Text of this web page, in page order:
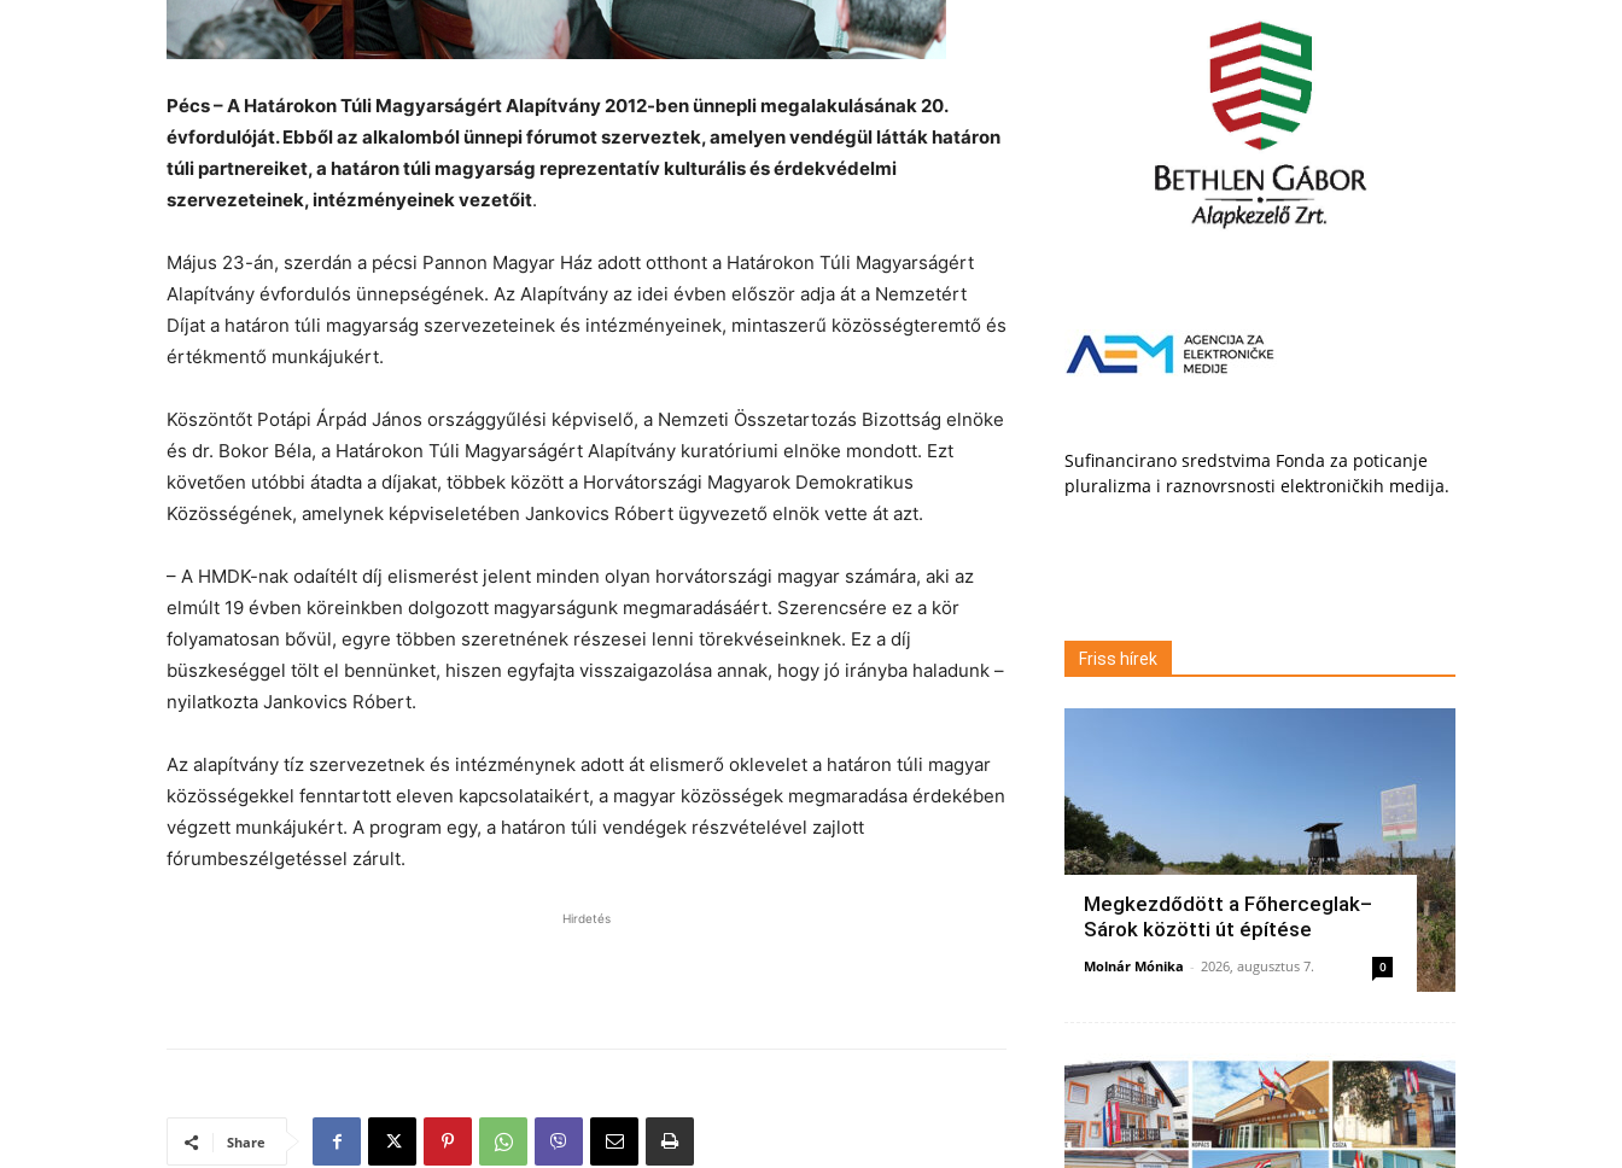
Pécs – A Határokon Túli Magyarságért Alapítvány 2012-ben ünnepli megalakulásának 20.
évfordulóját. Ebből az alkalomból ünnepi fórumot szerveztek, amelyen vendégül látták határon
túli partnereiket, a határon túli magyarság reprezentatív kulturális és érdekvédelmi
szervezeteinek, intézményeinek vezetőit.
Május 23-án, szerdán a pécsi Pannon Magyar Ház adott otthont a Határokon Túli Magyarságért
Alapítvány évfordulós ünnepségének. Az Alapítvány az idei évben először adja át a Nemzetért
Díjat a határon túli magyarság szervezeteinek és intézményeinek, mintaszerű közösségteremtő és
értékmentő munkájukért.
Köszöntőt Potápi Árpád János országgyűlési képviselő, a Nemzeti Összetartozás Bizottság elnöke
és dr. Bokor Béla, a Határokon Túli Magyarságért Alapítvány kuratóriumi elnöke mondott. Ezt
követően utóbbi átadta a díjakat, többek között a Horvátországi Magyarok Demokratikus
Közösségének, amelynek képviseletében Jankovics Róbert ügyvezető elnök vette át azt.
– A HMDK-nak odaítélt díj elismerést jelent minden olyan horvátországi magyar számára, aki az
elmúlt 19 évben köreinkben dolgozott magyarságunk megmaradásáért. Szerencsére ez a kör
folyamatosan bővül, egyre többen szeretnének részesei lenni törekvéseinknek. Ez a díj
büszkeséggel tölt el bennünket, hiszen egyfajta visszaigazolása annak, hogy jó irányba haladunk –
nyilatkozta Jankovics Róbert.
Az alapítvány tíz szervezetnek és intézménynek adott át elismerő oklevelet a határon túli magyar
közösségekkel fenntartott eleven kapcsolataikért, a magyar közösségek megmaradása érdekében
végzett munkájukért. A program egy, a határon túli vendégek részvételével zajlott
fórumbeszélgetéssel zárult.
Hirdetés
Share
Sufinancirano sredstvima Fonda za poticanje
pluralizma i raznovrsnosti elektroničkih medija.
Friss hírek
Megkezdődött a Főherceglak–
Sárok közötti út építése
Molnár Mónika - 2026, augusztus 7. 0